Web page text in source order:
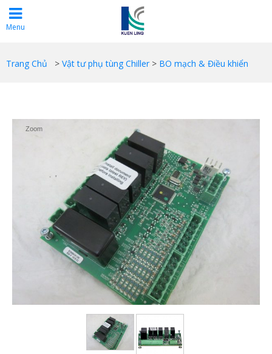
Menu
Trang Chủ > Vật tư phụ tùng Chiller > BO mạch & Điều khiển
Zoom